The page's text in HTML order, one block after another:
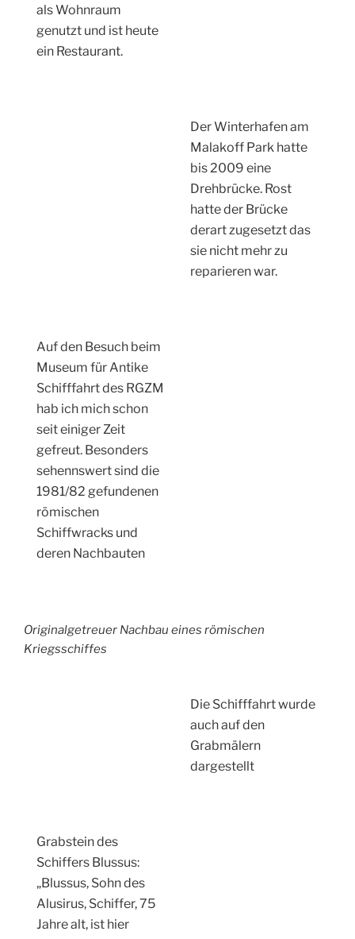
als Wohnraum
genutzt und ist heute
ein Restaurant.
Der Winterhafen am
Malakoff Park hatte
bis 2009 eine
Drehbrücke. Rost
hatte der Brücke
derart zugesetzt das
sie nicht mehr zu
reparieren war.
Auf den Besuch beim
Museum für Antike
Schifffahrt des RGZM
hab ich mich schon
seit einiger Zeit
gefreut. Besonders
sehennswert sind die
1981/82 gefundenen
römischen
Schiffwracks und
deren Nachbauten
Originalgetreuer Nachbau eines römischen
Kriegsschiffes
Die Schifffahrt wurde
auch auf den
Grabmälern
dargestellt
Grabstein des
Schiffers Blussus:
„Blussus, Sohn des
Alusirus, Schiffer, 75
Jahre alt, ist hier